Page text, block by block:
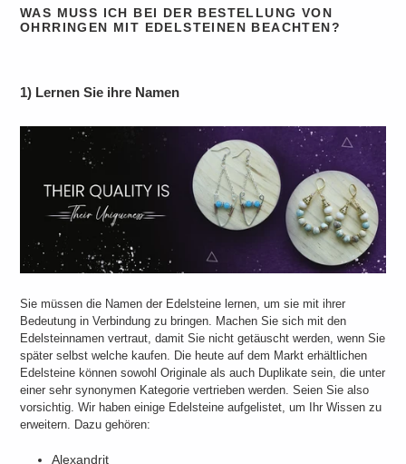
WAS MUSS ICH BEI DER BESTELLUNG VON
OHRRINGEN MIT EDELSTEINEN BEACHTEN?
1) Lernen Sie ihre Namen
Sie müssen die Namen der Edelsteine ​​lernen, um sie mit ihrer
Bedeutung in Verbindung zu bringen. Machen Sie sich mit den
Edelsteinnamen vertraut, damit Sie nicht getäuscht werden, wenn Sie
später selbst welche kaufen. Die heute auf dem Markt erhältlichen
Edelsteine ​​können sowohl Originale als auch Duplikate sein, die unter
einer sehr synonymen Kategorie vertrieben werden. Seien Sie also
vorsichtig. Wir haben einige Edelsteine ​​aufgelistet, um Ihr Wissen zu
erweitern. Dazu gehören:
Alexandrit